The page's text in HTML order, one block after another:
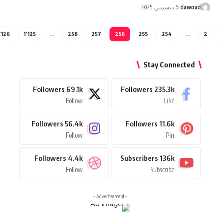
6 ديسمبر، 2025
255
256
257
258 1٬126
Stay
235.3k
Followers
69.1k
Followers
Follow
11.6k
Followers
56.4k
Followers
Follow
136k
Subscribers
Subscribe
4.4k
Followers
Follow